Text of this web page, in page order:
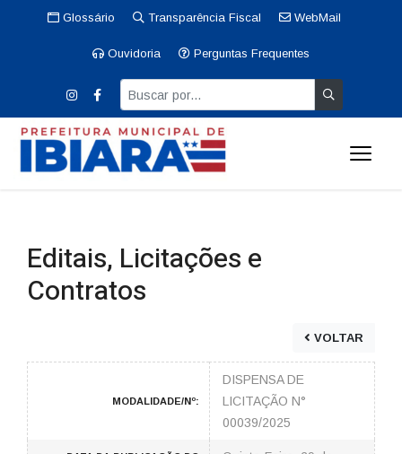
Glossário Transparência Fiscal WebMail
Ouvidoria Perguntas Frequentes
Editais, Licitações e
Contratos
VOLTAR
MODALIDADE/Nº:
DISPENSA DE
LICITAÇÃO N°
00039/2025